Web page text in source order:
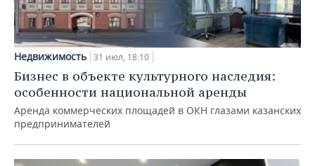
Недвижимость 31 июл, 18:10
Бизнес в объекте культурного наследия:
особенности национальной аренды
Аренда коммерческих площадей в ОКН глазами казанских
предпринимателей